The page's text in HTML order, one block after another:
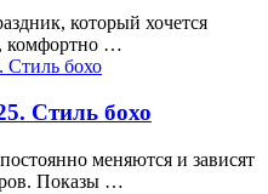
который хочется
комфортно …
Стиль бохо
меняются и зависят
Показы …